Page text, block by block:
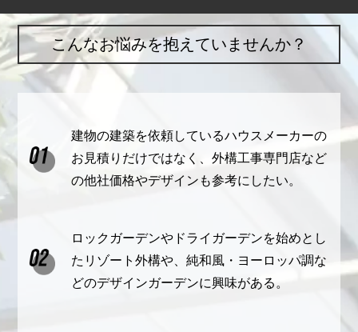
こんなお悩みを抱えていませんか？
建物の建築を依頼しているハウスメーカーの
お見積りだけではなく、外構工事専門店など
の他社価格やデザインも参考にしたい。
ロックガーデンやドライガーデンを始めとし
たリゾート外構や、純和風・ヨーロッパ調な
どのデザインガーデンに興味がある。